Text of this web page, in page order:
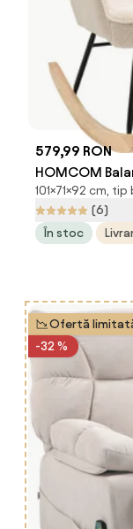
579,99 RON
HOMCOM
Cotiere,
Living și
101×71×92 cm,
(6)
În stoc
Ofertă
-32 %